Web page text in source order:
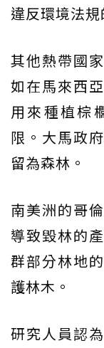
違反環境法
其他熱帶國
如在馬來西
用來種植棕
限。大馬政
留為森林。
南美洲的哥
導致毀林的
群部分林地
護林木。
研究人員認